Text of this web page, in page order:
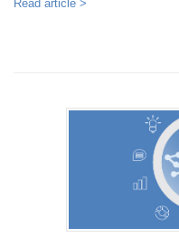
Read article >